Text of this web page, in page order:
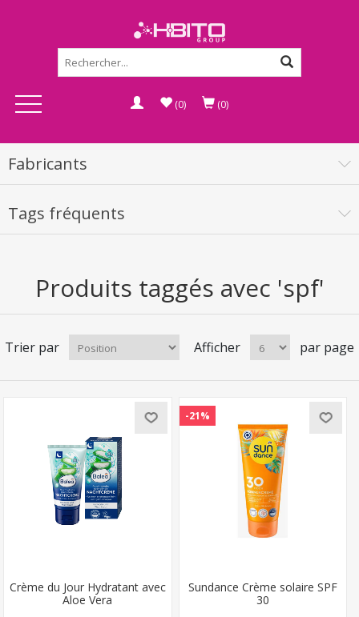
(0) (0)
Fabricants
Tags fréquents
Produits taggés avec 'spf'
Trier par Afficher par page
Crème du Jour Hydratant avec
Aloe Vera
-21%
Sundance Crème solaire SPF
30